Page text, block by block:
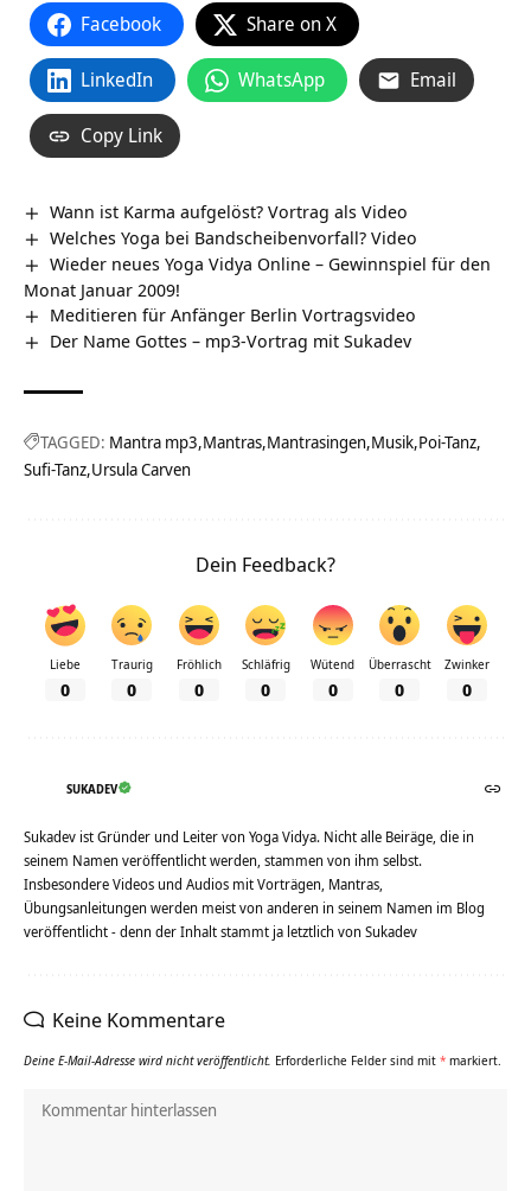
Facebook Share on X
LinkedIn WhatsApp Email
Copy Link
Wann ist Karma aufgelöst? Vortrag als Video
Welches Yoga bei Bandscheibenvorfall? Video
Wieder neues Yoga Vidya Online – Gewinnspiel für den
Monat Januar 2009!
Meditieren für Anfänger Berlin Vortragsvideo
Der Name Gottes – mp3-Vortrag mit Sukadev
TAGGED: Mantra mp3 Mantras Mantrasingen Musik Poi-Tanz
Sufi-Tanz Ursula Carven
Dein Feedback?
Liebe
0
Traurig
0
Fröhlich
0
Schläfrig
0
Wütend
0
Überrascht
0
Zwinker
0
SUKADEV
Sukadev ist Gründer und Leiter von Yoga Vidya. Nicht alle Beiräge, die in
seinem Namen veröffentlicht werden, stammen von ihm selbst.
Insbesondere Videos und Audios mit Vorträgen, Mantras,
Übungsanleitungen werden meist von anderen in seinem Namen im Blog
veröffentlicht - denn der Inhalt stammt ja letztlich von Sukadev
Keine Kommentare
Deine E-Mail-Adresse wird nicht veröffentlicht. Erforderliche Felder sind mit * markiert.